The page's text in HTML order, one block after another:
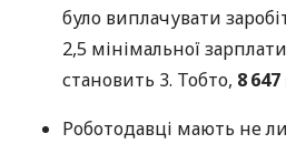
було виплачувати
2,5 мінімальної
становить 3. Тобто, 8
Роботодавці мають не